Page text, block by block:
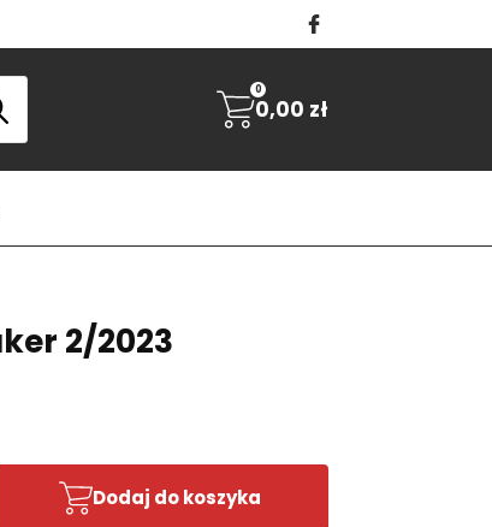
0,00 zł
0
2/2023
Dodaj do koszyka